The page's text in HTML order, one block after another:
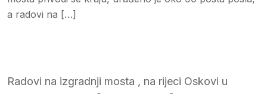
a radovi na […]
Radovi na izgradnji mosta , na rijeci Oskovi u